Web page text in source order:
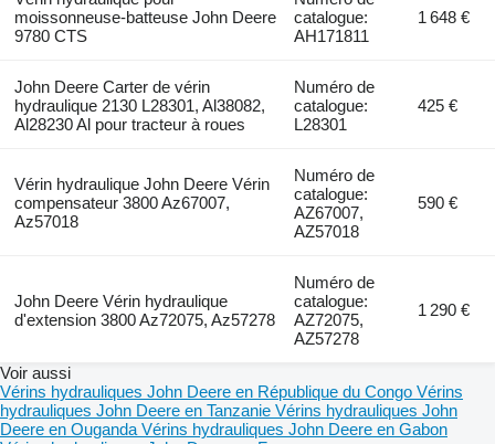
moissonneuse-batteuse John Deere
9780 CTS
catalogue:
AH171811
1 648 €
John Deere Carter de vérin
hydraulique 2130 L28301, Al38082,
Al28230 Al pour tracteur à roues
Numéro de
catalogue:
L28301
425 €
Vérin hydraulique John Deere Vérin
compensateur 3800 Az67007,
Az57018
Numéro de
catalogue:
AZ67007,
AZ57018
590 €
John Deere Vérin hydraulique
d'extension 3800 Az72075, Az57278
Numéro de
catalogue:
AZ72075,
AZ57278
1 290 €
Voir aussi
Vérins hydrauliques John Deere en République du Congo Vérins
hydrauliques John Deere en Tanzanie Vérins hydrauliques John
Deere en Ouganda Vérins hydrauliques John Deere en Gabon